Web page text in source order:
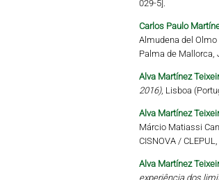
029-5].
Carlos Paulo
Almudena del Olmo
Palma de Mallorca,
Alva Martínez
2016), Lisboa
Alva Martínez
Márcio Matiassi
CISNOVA /
Alva Martínez
experiência dos